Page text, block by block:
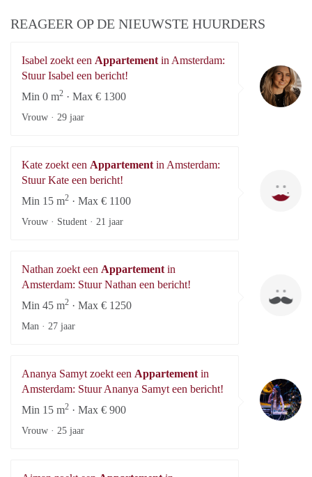
REAGEER OP DE NIEUWSTE HUURDERS
Isabel zoekt een Appartement in Amsterdam:
Stuur Isabel een bericht!
Min 0 m2 · Max € 1300
Vrouw · 29 jaar
Kate zoekt een Appartement in Amsterdam:
Stuur Kate een bericht!
Min 15 m2 · Max € 1100
Vrouw · Student · 21 jaar
Nathan zoekt een Appartement in
Amsterdam: Stuur Nathan een bericht!
Min 45 m2 · Max € 1250
Man · 27 jaar
Ananya Samyt zoekt een Appartement in
Amsterdam: Stuur Ananya Samyt een bericht!
Min 15 m2 · Max € 900
Vrouw · 25 jaar